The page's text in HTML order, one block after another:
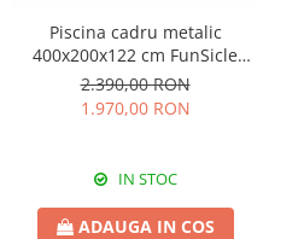
Piscina cadru metalic
400x200x122 cm FunSicle
Oasis dreptunghiulara cu
pompa de filtrare
2.390,00 RON
1.970,00 RON
IN STOC
ADAUGA IN COS